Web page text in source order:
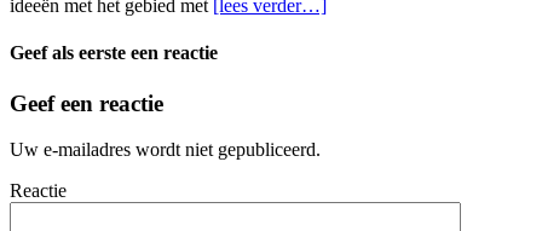
ideeën met het gebied met [lees verder…]
Geef als eerste een reactie
Geef een reactie
Uw e-mailadres wordt niet gepubliceerd.
Reactie